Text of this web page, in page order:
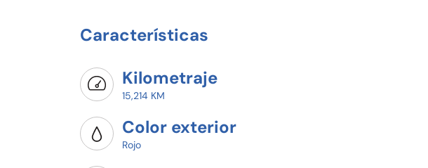
¡VEN Y VISÍTANOS!
Características
Kilometraje
15,214 KM
Color exterior
Rojo